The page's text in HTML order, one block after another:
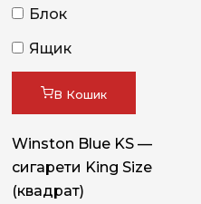
Блок
Ящик
В Кошик
Winston Blue KS —
сигарети King Size
(квадрат)